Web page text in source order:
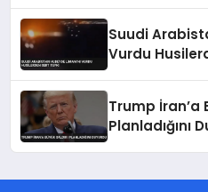
Suudi
Vurdu
Trump İran’a
Planladığını